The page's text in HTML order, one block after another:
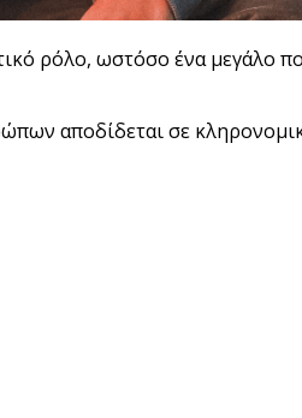
ρόλο, ωστόσο ένα μεγάλο
αποδίδεται σε